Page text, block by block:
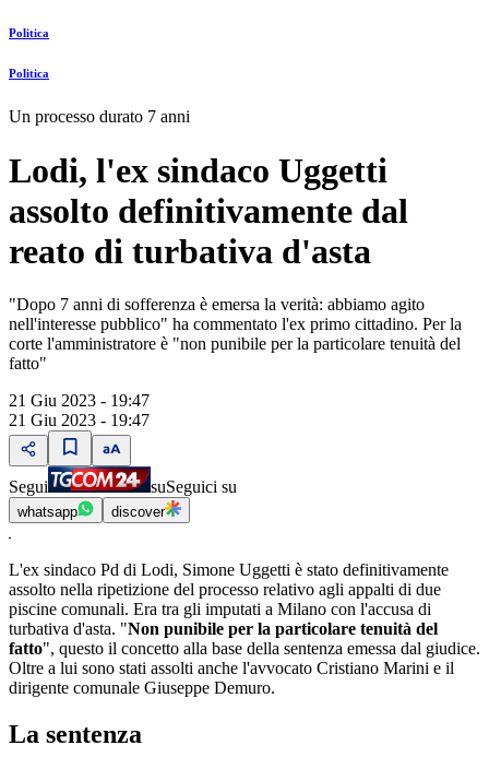
Politica
Politica
Un processo durato 7 anni
Lodi, l'ex sindaco Uggetti
assolto definitivamente dal
reato di turbativa d'asta
"Dopo 7 anni di sofferenza è emersa la verità: abbiamo agito
nell'interesse pubblico" ha commentato l'ex primo cittadino. Per la
corte l'amministratore è "non punibile per la particolare tenuità del
fatto"
21 Giu 2023 - 19:47
21 Giu 2023 - 19:47
Segui suSeguici su
whatsapp discover
L'ex sindaco Pd di Lodi, Simone Uggetti è stato definitivamente
assolto nella ripetizione del processo relativo agli appalti di due
piscine comunali. Era tra gli imputati a Milano con l'accusa di
turbativa d'asta. "Non punibile per la particolare tenuità del
fatto", questo il concetto alla base della sentenza emessa dal giudice.
Oltre a lui sono stati assolti anche l'avvocato Cristiano Marini e il
dirigente comunale Giuseppe Demuro.
La sentenza